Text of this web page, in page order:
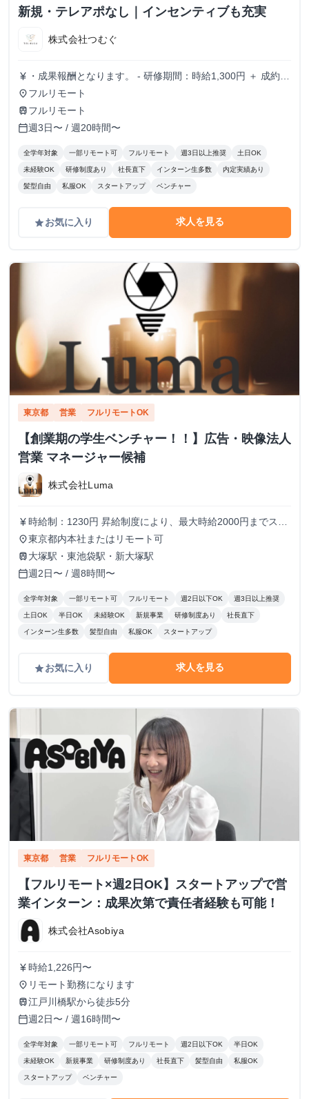
新規・テレアポなし｜インセンティブも充実
株式会社つむぐ
currency_yen ・成果報酬となります。 - 研修期間：時給1,300円 ＋ 成約報
酬 - 研修終了後：完全成果報酬（成約報酬のみ） - 成約報
酬：1契約あたり 20,000円〜50,000円(業績に応じて変動)
place フルリモート
train フルリモート
calendar_today週3日〜 / 週20時間〜
全学年対象 一部リモート可 フルリモート 週3日以上推奨 土日OK
未経験OK 研修制度あり 社長直下 インターン生多数 内定実績あり
髪型自由 私服OK スタートアップ ベンチャー
gradeお気に入り 求人を見る
東京都 営業 フルリモートOK
【創業期の学生ベンチャー！！】広告・映像法人
営業 マネージャー候補
株式会社Luma
currency_yen 時給制：1230円 昇給制度により、最大時給2000円までステ
ップアップ可能です メンバーの半分以上が女性のため、女
性も働きやすい環境です！
place東京都内本社またはリモート可
train 大塚駅・東池袋駅・新大塚駅
calendar_today週2日〜 / 週8時間〜
全学年対象 一部リモート可 フルリモート 週2日以下OK 週3日以上推奨
土日OK 半日OK 未経験OK 新規事業 研修制度あり 社長直下
インターン生多数 髪型自由 私服OK スタートアップ
gradeお気に入り 求人を見る
東京都 営業 フルリモートOK
【フルリモート×週2日OK】スタートアップで営
業インターン：成果次第で責任者経験も可能！
株式会社Asobiya
currency_yen 時給1,226円〜
place リモート勤務になります
train江戸川橋駅から徒歩5分
calendar_today週2日〜 / 週16時間〜
全学年対象 一部リモート可 フルリモート 週2日以下OK 半日OK
未経験OK 新規事業 研修制度あり 社長直下 髪型自由 私服OK
スタートアップ ベンチャー